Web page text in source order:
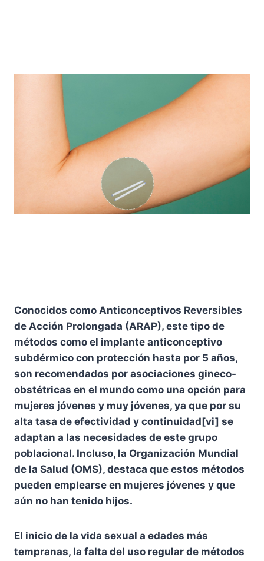
Conocidos como Anticonceptivos Reversibles
de Acción Prolongada (ARAP), este tipo de
métodos como el implante anticonceptivo
subdérmico con protección hasta por 5 años,
son recomendados por asociaciones gineco-
obstétricas en el mundo como una opción para
mujeres jóvenes y muy jóvenes, ya que por su
alta tasa de efectividad y continuidad[vi] se
adaptan a las necesidades de este grupo
poblacional. Incluso, la Organización Mundial
de la Salud (OMS), destaca que estos métodos
pueden emplearse en mujeres jóvenes y que
aún no han tenido hijos.
El inicio de la vida sexual a edades más
tempranas, la falta del uso regular de métodos